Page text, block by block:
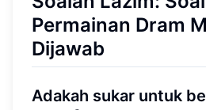
Permainan Dram
Dijawab
Adakah sukar untuk